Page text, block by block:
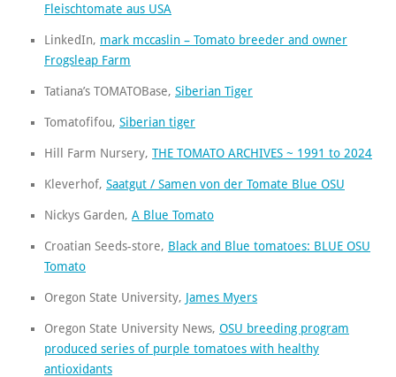
Fleischtomate aus USA
LinkedIn, mark mccaslin – Tomato breeder and owner
Frogsleap Farm
Tatiana’s TOMATOBase, Siberian Tiger
Tomatofifou, Siberian tiger
Hill Farm Nursery, THE TOMATO ARCHIVES ~ 1991 to 2024
Kleverhof, Saatgut / Samen von der Tomate Blue OSU
Nickys Garden, A Blue Tomato
Croatian Seeds-store, Black and Blue tomatoes: BLUE OSU
Tomato
Oregon State University, James Myers
Oregon State University News, OSU breeding program
produced series of purple tomatoes with healthy
antioxidants